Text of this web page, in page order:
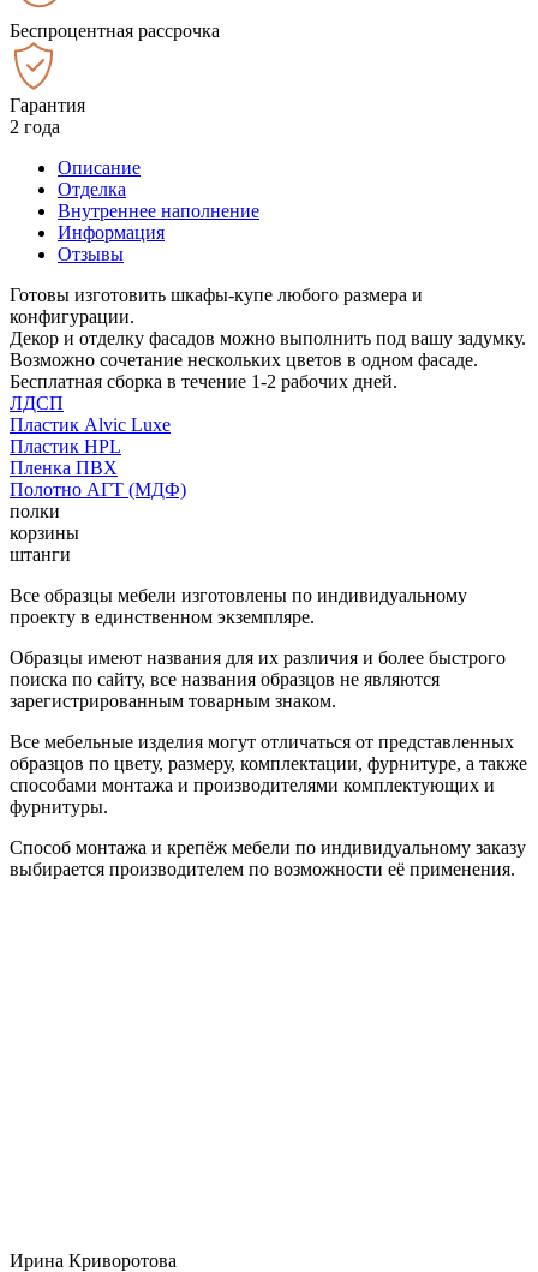
Беспроцентная рассрочка
Гарантия
2 года
Описание
Отделка
Внутреннее наполнение
Информация
Отзывы
Готовы изготовить шкафы-купе любого размера и
конфигурации.
Декор и отделку фасадов можно выполнить под вашу задумку.
Возможно сочетание нескольких цветов в одном фасаде.
Бесплатная сборка в течение 1-2 рабочих дней.
ЛДСП
Пластик Alvic Luxe
Пластик HPL
Пленка ПВХ
Полотно АГТ (МДФ)
полки
корзины
штанги
Все образцы мебели изготовлены по индивидуальному
проекту в единственном экземпляре.
Образцы имеют названия для их различия и более быстрого
поиска по сайту, все названия образцов не являются
зарегистрированным товарным знаком.
Все мебельные изделия могут отличаться от представленных
образцов по цвету, размеру, комплектации, фурнитуре, а также
способами монтажа и производителями комплектующих и
фурнитуры.
Способ монтажа и крепёж мебели по индивидуальному заказу
выбирается производителем по возможности её применения.
Ирина Криворотова